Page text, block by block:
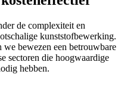
de complexiteit en
kunststofbewerking.
bewezen een betrouwbare
sectoren die hoogwaardige
hebben.